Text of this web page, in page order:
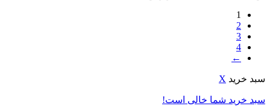
1
2
3
4
←
سبد خرید X
سبد خرید شما خالی است!